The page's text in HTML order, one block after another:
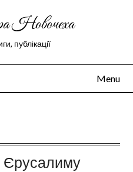
Новочеха
публікації
Menu
Єрусалиму